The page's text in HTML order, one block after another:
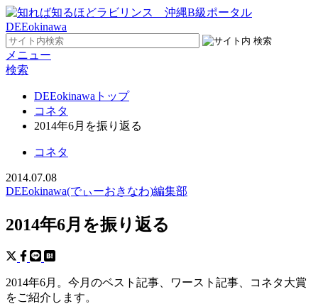
メニュー
検索
DEEokinawaトップ
コネタ
2014年6月を振り返る
コネタ
2014.07.08
DEEokinawa(でぃーおきなわ)編集部
2014年6月を振り返る
2014年6月。今月のベスト記事、ワースト記事、コネタ大賞
をご紹介します。